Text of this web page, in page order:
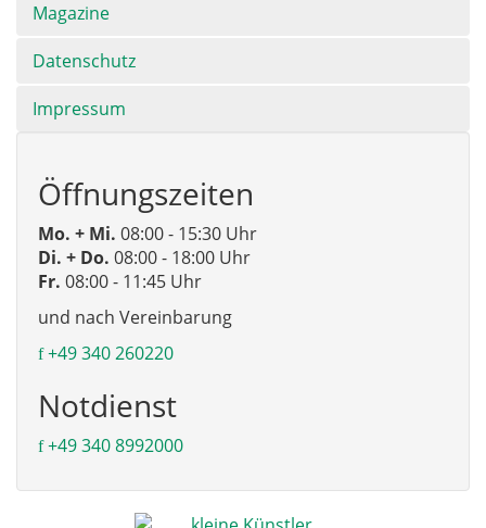
Magazine
Datenschutz
Impressum
Öffnungszeiten
Mo. + Mi. 08:00 - 15:30 Uhr
Di. + Do. 08:00 - 18:00 Uhr
Fr. 08:00 - 11:45 Uhr
und nach Vereinbarung
+49 340 260220
Notdienst
+49 340 8992000